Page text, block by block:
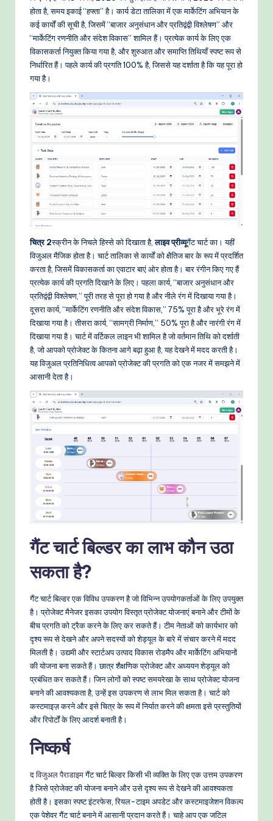
होता है, समय इकाई “हफ्ता” है। कार्य डेटा तालिका में एक मार्केटिंग अभियान के
कई कार्यों की सूची है, जिसमें “बाजार अनुसंधान और प्रतिद्वंद्वी विश्लेषण” और
“मार्केटिंग रणनीति और संदेश विकास” शामिल हैं। प्रत्येक कार्य के लिए एक
विकासकर्ता नियुक्त किया गया है, और शुरुआत और समाप्ति तिथियाँ स्पष्ट रूप से
निर्धारित हैं। पहले कार्य की प्रगति 100% है, जिससे यह दर्शाता है कि यह पूरा हो
गया है।
चित्र 2स्क्रीन के निचले हिस्से को दिखाता है,लाइव प्रीव्यूगैंट चार्ट का। यहीं
विजुअल मैजिक होता है। चार्ट तालिका से कार्यों को क्षैतिज बार के रूप में प्रदर्शित
करता है, जिसमें विकासकर्ता का एवाटार बाएं ओर होता है। बार रंगीन किए गए हैं
प्रत्येक कार्य की प्रगति दिखाने के लिए। पहला कार्य, “बाजार अनुसंधान और
प्रतिद्वंद्वी विश्लेषण,” पूरी तरह से पूरा हो गया है और नीले रंग में दिखाया गया है।
दूसरा कार्य, “मार्केटिंग रणनीति और संदेश विकास,” 75% पूरा है और भूरे रंग में
दिखाया गया है। तीसरा कार्य, “सामग्री निर्माण,” 50% पूरा है और नारंगी रंग में
दिखाया गया है। चार्ट में वर्टिकल लाइन भी शामिल है जो वर्तमान तिथि को दर्शाती
है, जो आपको प्रोजेक्ट के कितना आगे बढ़ा हुआ है, यह देखने में मदद करती है।
यह विजुअल प्रतिनिधित्व आपको प्रोजेक्ट की प्रगति को एक नजर में समझने में
आसानी देता है।
गैंट चार्ट बिल्डर का लाभ कौन उठा
सकता है?
गैंट चार्ट बिल्डर एक विविध उपकरण है जो विभिन्न उपयोगकर्ताओं के लिए उपयुक्त
है। प्रोजेक्ट मैनेजर इसका उपयोग विस्तृत प्रोजेक्ट योजनाएं बनाने और टीमों के
बीच प्रगति को ट्रैक करने के लिए कर सकते हैं। टीम नेताओं को कार्यभार को
दृश्य रूप से देखने और अपने सदस्यों को शेड्यूल के बारे में संचार करने में मदद
मिलती है। उद्यमी और स्टार्टअप उत्पाद विकास रोडमैप और मार्केटिंग अभियानों
की योजना बना सकते हैं। छात्र शैक्षणिक प्रोजेक्ट और अध्ययन शेड्यूल को
प्रबंधित कर सकते हैं। जिन लोगों को स्पष्ट समयरेखा के साथ प्रोजेक्ट योजना
बनाने की आवश्यकता है, उन्हें इस उपकरण से लाभ मिल सकता है। चार्ट को
कस्टमाइज़ करने और इसे चित्र के रूप में निर्यात करने की क्षमता इसे प्रस्तुतियों
और रिपोर्टों के लिए आदर्श बनाती है।
निष्कर्ष
दविजुअल पैराडाइमगैंट चार्ट बिल्डर किसी भी व्यक्ति के लिए एक उत्तम उपकरण
है जिसे प्रोजेक्ट की योजना बनाने और उसे दृश्य रूप से देखने की आवश्यकता
होती है। इसका स्पष्ट इंटरफेस, रियल-टाइम अपडेट और कस्टमाइजेशन विकल्प
एक पेशेवर गैंट चार्ट बनाने में आसानी प्रदान करते हैं। चाहे आप एक जटिल